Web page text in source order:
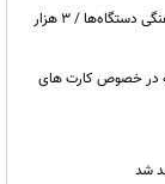
ریمـدان؛ مرزی گرفتار در صف، کمبود زیرساخت و ضعف هماهنگی دستگاه‌ها / ۳ هزار
در خصوص کارت های
شد